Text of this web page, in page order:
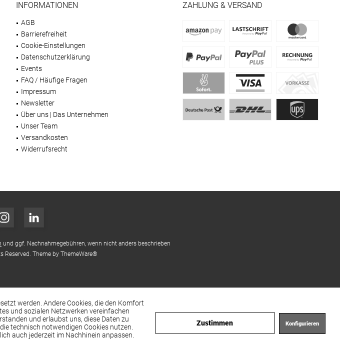
INFORMATIONEN
AGB
Barrierefreiheit
Cookie-Einstellungen
Datenschutzerklärung
Events
FAQ / Häufige Fragen
Impressum
Newsletter
Über uns | Das Unternehmen
Unser Team
Versandkosten
Widerrufsrecht
ZAHLUNG & VERSAND
und ggf. Nachnahmegebühren, wenn nicht anders beschrieben
Reserved. Theme by ThemeWare®
werden. Andere Cookies, die den Komfort
und sozialen Netzwerken vereinfachen
und erlaubst uns, diese Daten zu
technisch notwendigen Cookies nutzen.
auch jederzeit im Nachhinein anpassen.
Zustimmen Konfigurieren